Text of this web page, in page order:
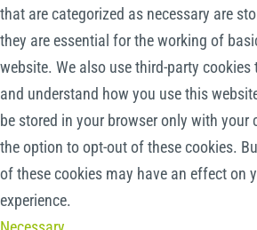
that are categorized as necessary are
they are essential for the working of
website. We also use third-party
and understand how you use this
be stored in your browser only with your
the option to opt-out of these cookies.
of these cookies may have an effect on
experience.